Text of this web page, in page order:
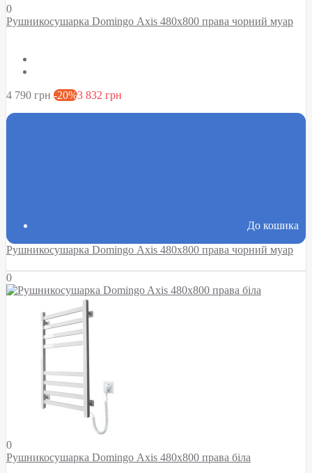
0
Рушникосушарка Domingo Axis 480x800 права чорний муар
4 790 грн -20%3 832 грн
До кошика
Рушникосушарка Domingo Axis 480x800 права чорний муар
0
0
Рушникосушарка Domingo Axis 480x800 права біла